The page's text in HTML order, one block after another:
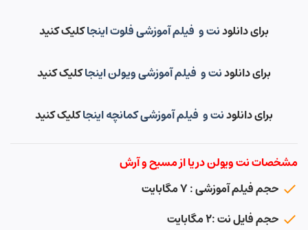
برای دانلودنت و فیلم آموزشی فلوت اینجاکلیک کنید
برای دانلودنت و فیلم آموزشی ویولن اینجاکلیک کنید
برای دانلودنت و فیلم آموزشی کمانچه اینجاکلیک کنید
مشخصات نت ویولن دریا از مسیح و آرش
حجم فیلم آموزشی : ۷ مگابایت
حجم فایل نت :۲ مگابایت